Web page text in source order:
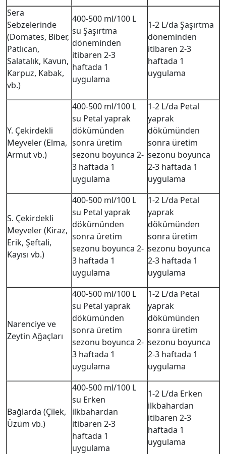
Sera
Sebzelerinde
(Domates, Biber,
Patlıcan,
Salatalık, Kavun,
Karpuz, Kabak,
vb.)
400-500 ml/100 L
su Şaşırtma
döneminden
itibaren 2-3
haftada 1
uygulama
1-2 L/da Şaşırtma
döneminden
itibaren 2-3
haftada 1
uygulama
Y. Çekirdekli
Meyveler (Elma,
Armut vb.)
400-500 ml/100 L
su Petal yaprak
dökümünden
sonra üretim
sezonu boyunca 2-
3 haftada 1
uygulama
1-2 L/da Petal
yaprak
dökümünden
sonra üretim
sezonu boyunca
2-3 haftada 1
uygulama
S. Çekirdekli
Meyveler (Kiraz,
Erik, Şeftali,
Kayısı vb.)
400-500 ml/100 L
su Petal yaprak
dökümünden
sonra üretim
sezonu boyunca 2-
3 haftada 1
uygulama
1-2 L/da Petal
yaprak
dökümünden
sonra üretim
sezonu boyunca
2-3 haftada 1
uygulama
Narenciye ve
Zeytin Ağaçları
400-500 ml/100 L
su Petal yaprak
dökümünden
sonra üretim
sezonu boyunca 2-
3 haftada 1
uygulama
1-2 L/da Petal
yaprak
dökümünden
sonra üretim
sezonu boyunca
2-3 haftada 1
uygulama
Bağlarda (Çilek,
Üzüm vb.)
400-500 ml/100 L
su Erken
ilkbahardan
itibaren 2-3
haftada 1
uygulama
1-2 L/da Erken
ilkbahardan
itibaren 2-3
haftada 1
uygulama